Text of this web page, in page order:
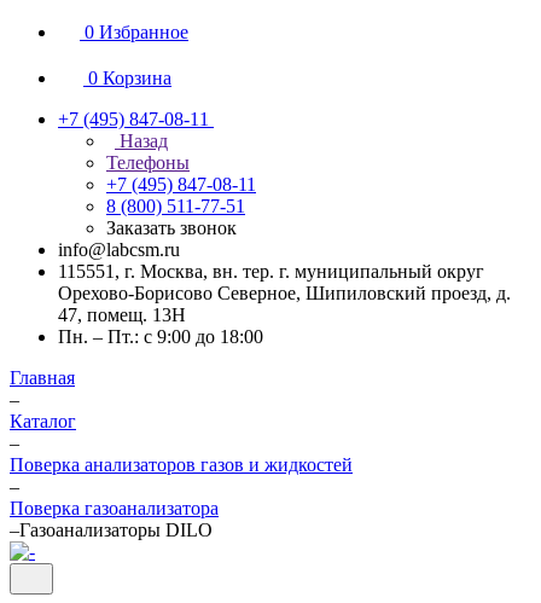
0 Избранное
0 Корзина
+7 (495) 847-08-11
Назад
Телефоны
+7 (495) 847-08-11
8 (800) 511-77-51
Заказать звонок
info@labcsm.ru
115551, г. Москва, вн. тер. г. муниципальный округ
Орехово-Борисово Северное, Шипиловский проезд, д.
47, помещ. 13Н
Пн. – Пт.: с 9:00 до 18:00
Главная
–
Каталог
–
Поверка анализаторов газов и жидкостей
–
Поверка газоанализатора
–Газоанализаторы DILO